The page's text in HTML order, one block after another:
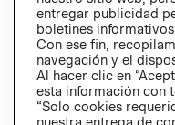
Perú (S/)
entregar publicidad
boletines
Con ese fin,
navegación y el
Al hacer clic en
esta información con
“Solo cookies